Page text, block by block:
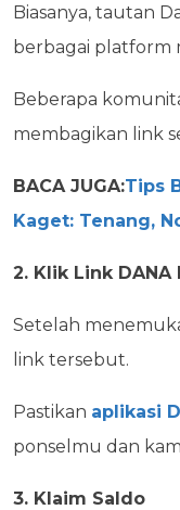
Biasanya, tautan
berbagai platform
Beberapa
membagikan link
BACA JUGA:Tips
Kaget: Tenang,
2. Klik Link DANA
Setelah
link tersebut.
Pastikan aplikasi
ponselmu dan
3. Klaim Saldo